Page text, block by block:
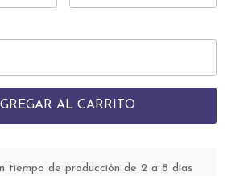
AL CARRITO
tiempo de producción de 2 a 8 días